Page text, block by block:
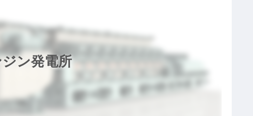
ン発電所